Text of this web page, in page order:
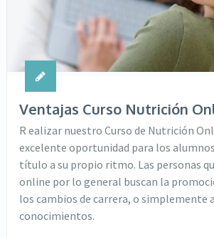
Ventajas Curso Nutrición
R ealizar nuestro Curso de Nutrición
excelente oportunidad para los
título a su propio ritmo. Las personas
online por lo general buscan la
los cambios de carrera, o simplemente
conocimientos.